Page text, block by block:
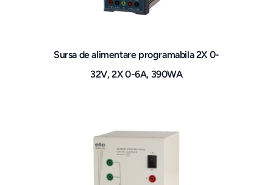
Sursa de alimentare programabila 2X 0-
32V, 2X 0-6A, 390WA